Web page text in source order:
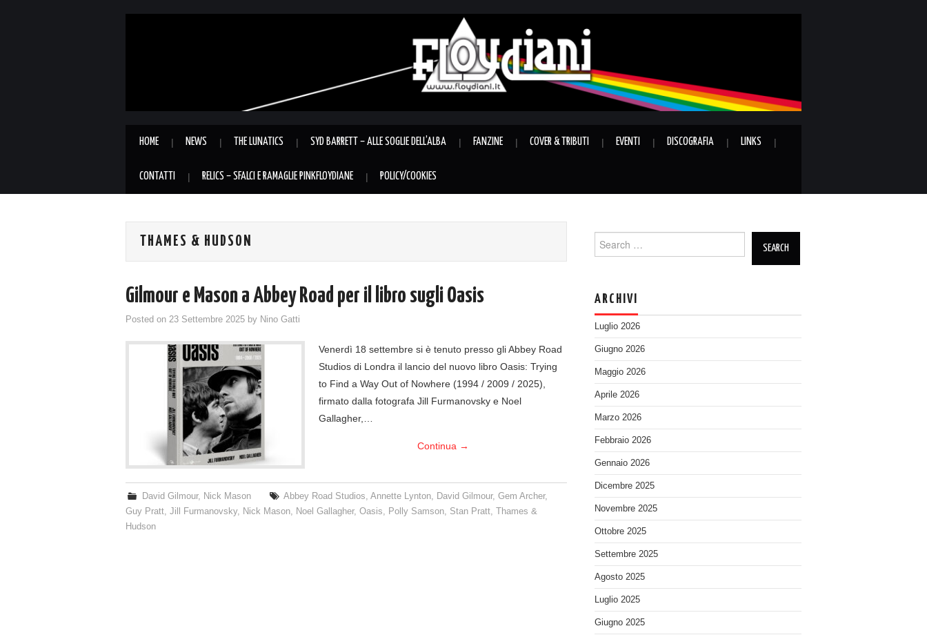
HOME NEWS THE LUNATICS SYD BARRETT – ALLE SOGLIE DELL’ALBA FANZINE COVER & TRIBUTI EVENTI DISCOGRAFIA LINKS
CONTATTI RELICS – SFALCI E RAMAGLIE PINKFLOYDIANE POLICY/COOKIES
THAMES & HUDSON
Gilmour e Mason a Abbey Road per il libro sugli Oasis
Posted on 23 Settembre 2025 by Nino Gatti
Venerdì 18 settembre si è tenuto presso gli Abbey Road
Studios di Londra il lancio del nuovo libro Oasis: Trying
to Find a Way Out of Nowhere (1994 / 2009 / 2025),
firmato dalla fotografa Jill Furmanovsky e Noel
Gallagher,…
Continua →
David Gilmour, Nick Mason Abbey Road Studios ,Annette Lynton David Gilmour,Gem Archer,
Guy Pratt Jill Furmanovsky, Nick Mason Noel Gallagher, Oasis Polly Samson Stan Pratt Thames &
Hudson
for:
ARCHIVI
Luglio 2026
Giugno 2026
Maggio 2026
Aprile 2026
Marzo 2026
Febbraio 2026
Gennaio 2026
Dicembre 2025
Novembre 2025
Ottobre 2025
Settembre 2025
Agosto 2025
Luglio 2025
Giugno 2025